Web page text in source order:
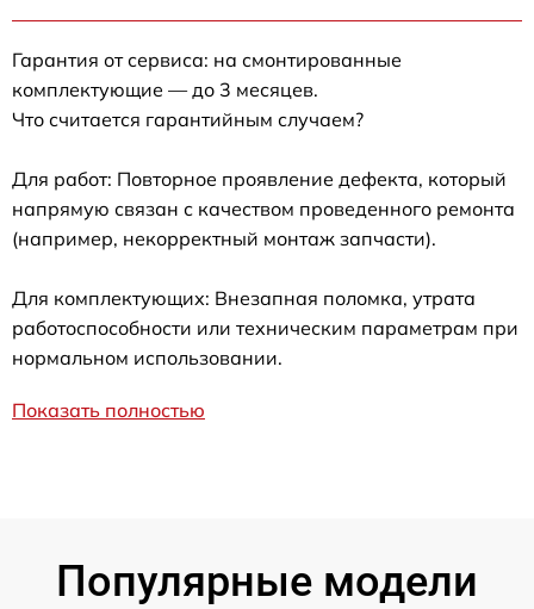
Гарантия от сервиса: на смонтированные
комплектующие — до 3 месяцев.
Что считается гарантийным случаем?
Для работ: Повторное проявление дефекта, который
напрямую связан с качеством проведенного ремонта
(например, некорректный монтаж запчасти).
Для комплектующих: Внезапная поломка, утрата
работоспособности или техническим параметрам при
нормальном использовании.
Показать полностью
Популярные модели